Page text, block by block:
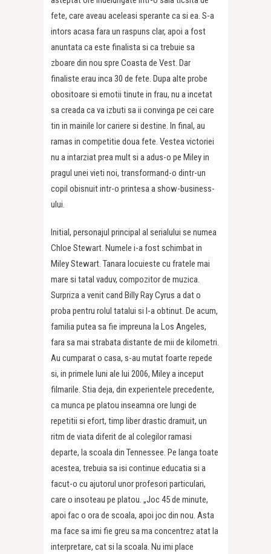
fete, care aveau aceleasi sperante ca si ea. S-a
intors acasa fara un raspuns clar, apoi a fost
anuntata ca este finalista si ca trebuie sa
zboare din nou spre Coasta de Vest. Dar
finaliste erau inca 30 de fete. Dupa alte probe
obositoare si emotii tinute in frau, nu a incetat
sa creada ca va izbuti sa ii convinga pe cei care
tin in mainile lor cariere si destine. In final, au
ramas in competitie doua fete. Vestea victoriei
nu a intarziat prea mult si a adus-o pe Miley in
pragul unei vieti noi, transformand-o dintr-un
copil obisnuit intr-o printesa a show-business-
ului.
Initial, personajul principal al serialului se numea
Chloe Stewart. Numele i-a fost schimbat in
Miley Stewart. Tanara locuieste cu fratele mai
mare si tatal vaduv, compozitor de muzica.
Surpriza a venit cand Billy Ray Cyrus a dat o
proba pentru rolul tatalui si l-a obtinut. De acum,
familia putea sa fie impreuna la Los Angeles,
fara sa mai strabata distante de mii de kilometri.
Au cumparat o casa, s-au mutat foarte repede
si, in primele luni ale lui 2006, Miley a inceput
filmarile. Stia deja, din experientele precedente,
ca munca pe platou inseamna ore lungi de
repetitii si efort, timp liber drastic dramuit, un
ritm de viata diferit de al colegilor ramasi
departe, la scoala din Tennessee. Pe langa toate
acestea, trebuia sa isi continue educatia si a
facut-o cu ajutorul unor profesori particulari,
care o insoteau pe platou. „Joc 45 de minute,
apoi fac o ora de scoala, apoi joc din nou. Asta
ma face sa imi fie greu sa ma concentrez atat la
interpretare, cat si la scoala. Nu imi place